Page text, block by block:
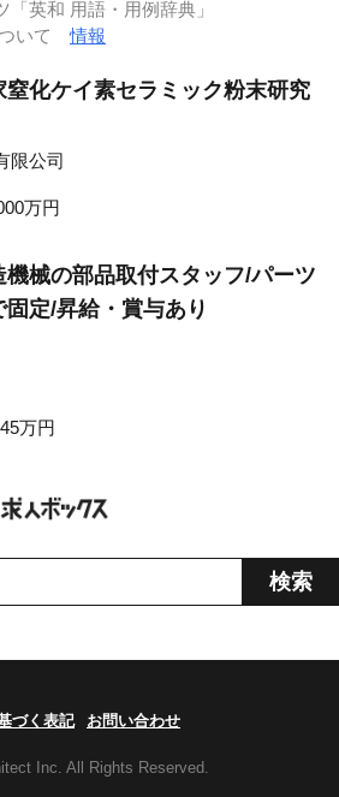
「英和 用語・用例辞典」
ついて情報
化ケイ素セラミック粉末研究
限公司
万円
機械の部品取付スタッフ/パーツ
定/昇給・賞与あり
万円
づく表記 お問い合わせ
Inc. All Rights Reserved.